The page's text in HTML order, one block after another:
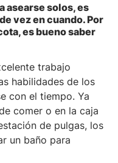
asearse solos, es
vez en cuando. Por
es bueno saber
trabajo
habilidades de los
con el tiempo. Ya
comer o en la caja
de pulgas, los
un baño para